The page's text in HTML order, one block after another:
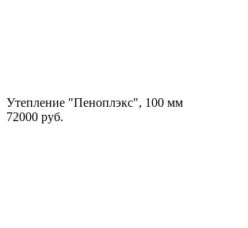
Утепление "Пеноплэкс", 100 мм
72000 руб.